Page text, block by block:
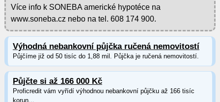
Více info k SONEBA americké hypotéce na
www.soneba.cz nebo na tel. 608 174 900.
Výhodná nebankovní půjčka ručená nemovitostí
Půjčíme již od 50 tisíc do 1,88 mil. Půjčka je ručená nemovitostí.
Půjčte si až 166 000 Kč
Proficredit vám vyřídí výhodnou nebankovní půjčku až 166 tisíc
korun...